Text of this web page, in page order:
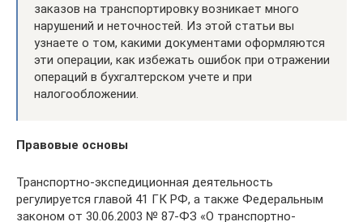
заказов на транспортировку возникает много
нарушений и неточностей. Из этой статьи вы
узнаете о том, какими документами оформляются
эти операции, как избежать ошибок при отражении
операций в бухгалтерском учете и при
налогообложении.
Правовые основы
Транспортно-экспедиционная деятельность
регулируется главой 41 ГК РФ, а также Федеральным
законом от 30.06.2003 № 87-ФЗ «О транспортно-